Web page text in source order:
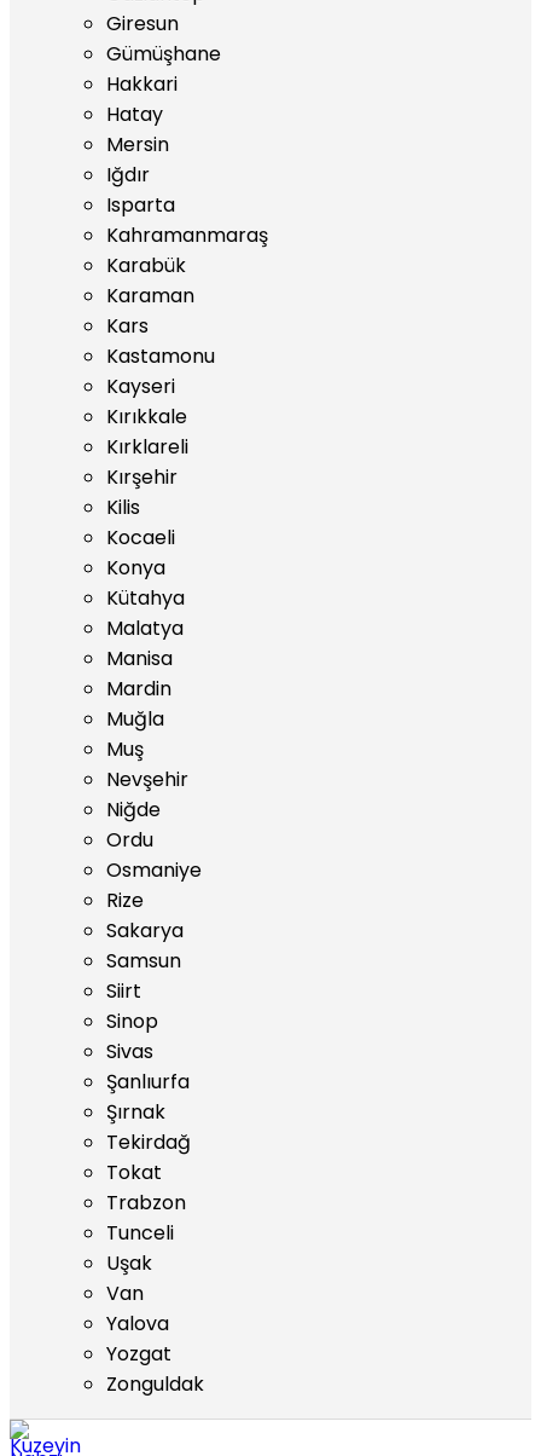
Giresun
Gümüşhane
Hakkari
Hatay
Mersin
Iğdır
Isparta
Kahramanmaraş
Karabük
Karaman
Kars
Kastamonu
Kayseri
Kırıkkale
Kırklareli
Kırşehir
Kilis
Kocaeli
Konya
Kütahya
Malatya
Manisa
Mardin
Muğla
Muş
Nevşehir
Niğde
Ordu
Osmaniye
Rize
Sakarya
Samsun
Siirt
Sinop
Sivas
Şanlıurfa
Şırnak
Tekirdağ
Tokat
Trabzon
Tunceli
Uşak
Van
Yalova
Yozgat
Zonguldak